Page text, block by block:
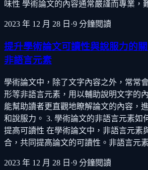
味性 學術論文的內容通常嚴謹而專業，
2023 年 12 月 28 日 ·9 分鐘閱讀
提升學術論文可讀性與說服力的
非語言元素
學術論文中，除了文字內容之外，常常
形等非語言元素，用以輔助說明文字的
能幫助讀者更直觀地瞭解論文的內容，
和說服力。 3. 學術論文的非語言元素如
提高可讀性 在學術論文中，非語言元素
合，共同提高論文的可讀性。非語言元
2023 年 12 月 28 日 ·9 分鐘閱讀